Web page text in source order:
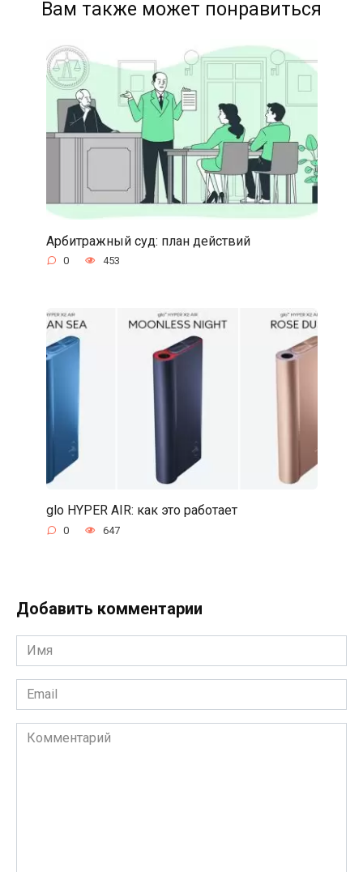
Вам также может понравиться
Арбитражный суд: план действий
0 453
glo HYPER AIR: как это работает
0 647
Добавить комментарии
Имя
*
Email
*
Комментарий